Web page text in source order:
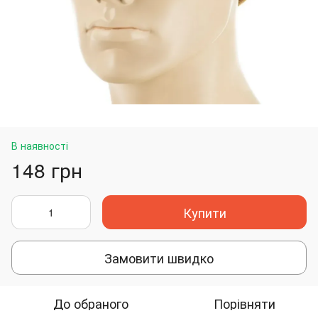
В наявності
148 грн
Купити
Замовити швидко
До обраного Порівняти